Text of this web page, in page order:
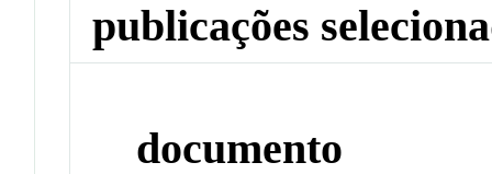
publicações
documento